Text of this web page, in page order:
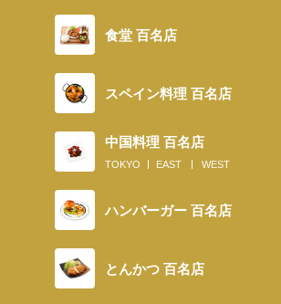
食堂 百名店
スペイン料理 百名店
中国料理 百名店
TOKYO EAST WEST
ハンバーガー 百名店
とんかつ 百名店